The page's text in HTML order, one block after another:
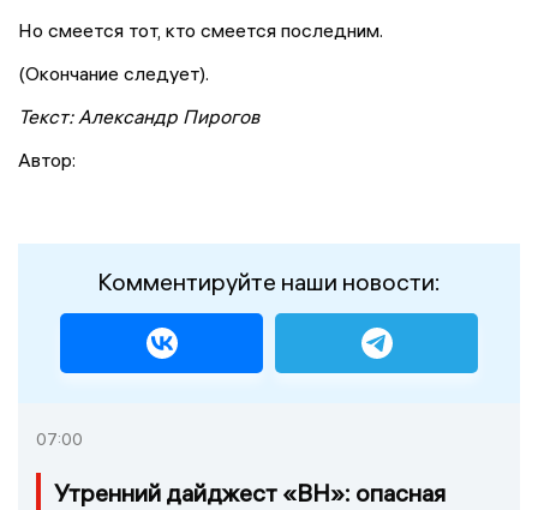
Но смеется тот, кто смеется последним.
(Окончание следует).
Текст: Александр Пирогов
Автор:
Комментируйте наши новости:
07:00
Утренний дайджест «ВН»: опасная